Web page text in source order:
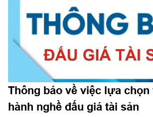
Thông báo về việc lựa
hành nghề đấu giá tài sản